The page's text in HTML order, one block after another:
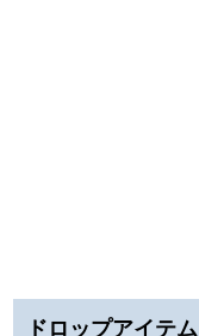
ドロップアイテム